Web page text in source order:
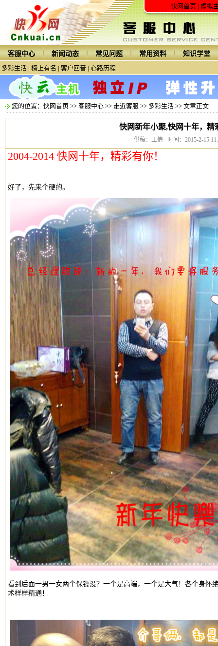
快网首页| 虚拟
客服中心 新闻动态 常见问题 常用资料
知识学堂
多彩生活 | 榜上有名 | 客户回音 | 心路历程
您的位置： 快网首页 >> 客服中心 >> 走近客服 >> 多彩生活 >> 文章正文
快网新年小聚,快网十年，精
供稿：王倩 时间：2015-2-15
2004-2014 快网十年，精彩有你！
好了，先来个硬的。
看到后面一男一女两个保镖没？一个是高端，一个是大气！各个身怀
术样样精通！